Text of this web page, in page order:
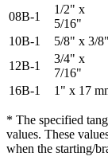
08B-1
1/2" x
5/16"
10B-1
5/8" x 3/8"
12B-1
3/4" x
7/16"
16B-1
1" x 17
* The specified
values. These
when the starting/